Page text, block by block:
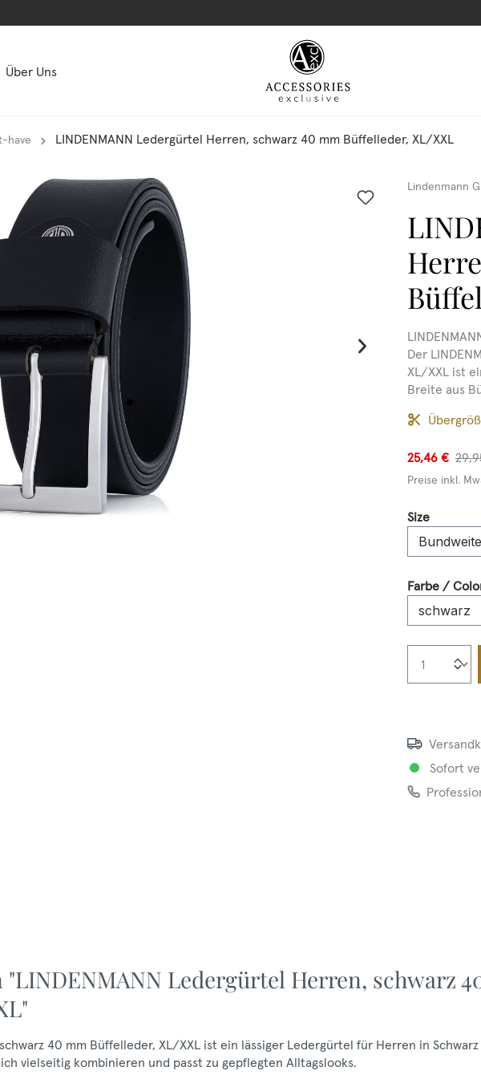
Über Uns
have LINDENMANN Ledergürtel Herren, schwarz 40 mm Büffelleder, XL/XXL
Lindenmann
Der
XL/XXL ist
Breite aus
25,46 €
Preise inkl.
Size
Farbe /
Sofort
Ledergürtel Herren, schwarz
40 mm Büffelleder, XL/XXL ist ein lässiger Ledergürtel für Herren in
vielseitig kombinieren und passt zu gepflegten Alltagslooks.